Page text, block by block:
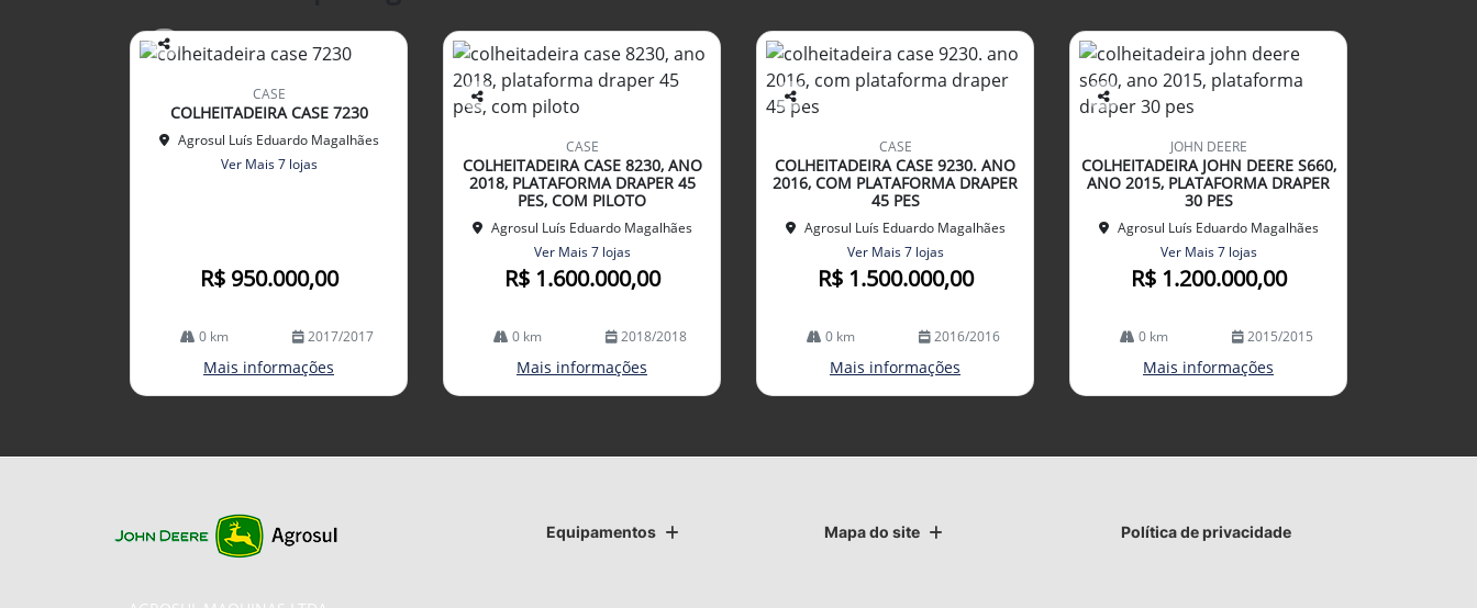
Co
lhe
CASE
COLHEITADEIRA CASE 7230
Agrosul Luís Eduardo Magalhães
Ver Mais 7 lojas
R$ 950.000,00
0 km 2017/2017
Mais informações
Co
arti
lhe
CASE
COLHEITADEIRA CASE 8230, ANO
2018, PLATAFORMA DRAPER 45
PES, COM PILOTO
Agrosul Luís Eduardo Magalhães
Ver Mais 7 lojas
R$ 1.600.000,00
0 km 2018/2018
Mais informações
Co
arti
lhe
CASE
COLHEITADEIRA CASE 9230. ANO
2016, COM PLATAFORMA DRAPER
45 PES
Agrosul Luís Eduardo Magalhães
Ver Mais 7 lojas
R$ 1.500.000,00
0 km 2016/2016
Mais informações
Co
arti
lhe
JOHN DEERE
COLHEITADEIRA JOHN DEERE S660,
ANO 2015, PLATAFORMA DRAPER
30 PES
Agrosul Luís Eduardo Magalhães
Ver Mais 7 lojas
R$ 1.200.000,00
0 km 2015/2015
Mais informações
Equipamentos Mapa do site Política de privacidade